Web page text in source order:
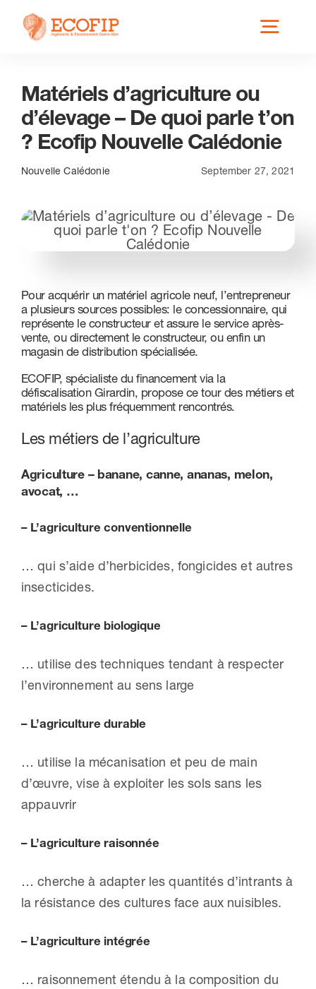
Skip
Qui est ECOFIP ?
Nos Services
Secteurs éligibles
Actus
Nous contacter
Matériels d’agriculture ou
d’élevage – De quoi parle t’on
? Ecofip Nouvelle Calédonie
Nouvelle Calédonie September 27, 2021
Pour acquérir un matériel agricole neuf, l’entrepreneur
a plusieurs sources possibles: le concessionnaire, qui
représente le constructeur et assure le service après-
vente, ou directement le constructeur, ou enfin un
magasin de distribution spécialisée.
ECOFIP, spécialiste du financement via la
défiscalisation Girardin, propose ce tour des métiers et
matériels les plus fréquemment rencontrés.
Les métiers de l’agriculture
Agriculture – banane, canne, ananas, melon,
avocat, …
– L’agriculture conventionnelle
… qui s’aide d’herbicides, fongicides et autres
insecticides.
– L’agriculture biologique
… utilise des techniques tendant à respecter
l’environnement au sens large
– L’agriculture durable
… utilise la mécanisation et peu de main
d’œuvre, vise à exploiter les sols sans les
appauvrir
– L’agriculture raisonnée
… cherche à adapter les quantités d’intrants à
la résistance des cultures face aux nuisibles.
– L’agriculture intégrée
… raisonnement étendu à la composition du